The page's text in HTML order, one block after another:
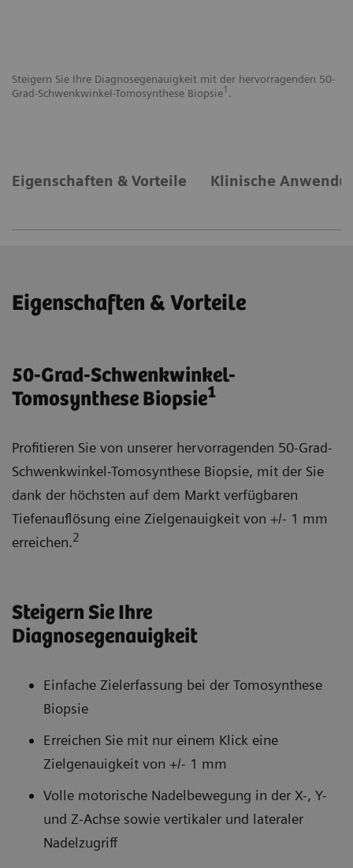
Steigern Sie Ihre Diagnosegenauigkeit mit der hervorragenden 50-
Grad-Schwenkwinkel-Tomosynthese Biopsie1 .
Eigenschaften & Vorteile Klinische
Eigenschaften & Vorteile
50-Grad-Schwenkwinkel-
Tomosynthese Biopsie1
Profitieren Sie von unserer hervorragenden 50-Grad-
Schwenkwinkel-Tomosynthese Biopsie, mit der Sie
dank der höchsten auf dem Markt verfügbaren
Tiefenauflösung eine Zielgenauigkeit von +/- 1 mm
erreichen.2
Steigern Sie Ihre
Diagnosegenauigkeit
Einfache Zielerfassung bei der Tomosynthese
Biopsie
Erreichen Sie mit nur einem Klick eine
Zielgenauigkeit von +/- 1 mm
Volle motorische Nadelbewegung in der X-, Y-
und Z-Achse sowie vertikaler und lateraler
Nadelzugriff